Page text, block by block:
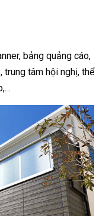
bảng quảng cáo,
trung tâm hội nghị, thể